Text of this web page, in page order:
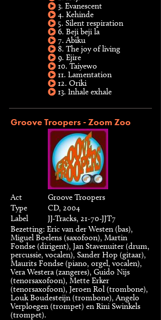
3. Evanescent
4. Kehinde
5. Silent respiration
6. Beji beji la
7. Abiku
8. The joy of living
9. Ejire
10. Taiyewo
11. Lamentation
12. Oriki
13. Inhale exhale
Groove Troopers - Zoom Zoo
Act
Groove Troopers
Type
CD, 2004
Label
JJ-Tracks, 21-70-JJT7
Bezetting: Eric van der Westen (bas),
Miguel Boelens (saxofoon), Martin
Fondse (dirigent), Jan Stavenuiter (drum,
percussie, vocalen), Sander Hop (gitaar),
Maurits Fondse (piano, orgel, vocalen),
Vera Westera (zangeres), Guido Nijs
(tenorsaxofoon), Mette Erker
(tenorsaxofoon), Jeroen Rol (trombone),
Louk Boudesteijn (trombone), Angelo
Verploegen (trompet) en Rini Swinkels
(trompet).